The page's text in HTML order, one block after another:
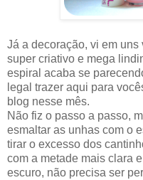
Já a decoração, vi em
super criativo e mega
espiral acaba se
legal trazer aqui para
blog nesse mês.
Não fiz o passo a passo,
esmaltar as unhas com o
tirar o excesso dos
com a metade mais clara
escuro, não precisa ser